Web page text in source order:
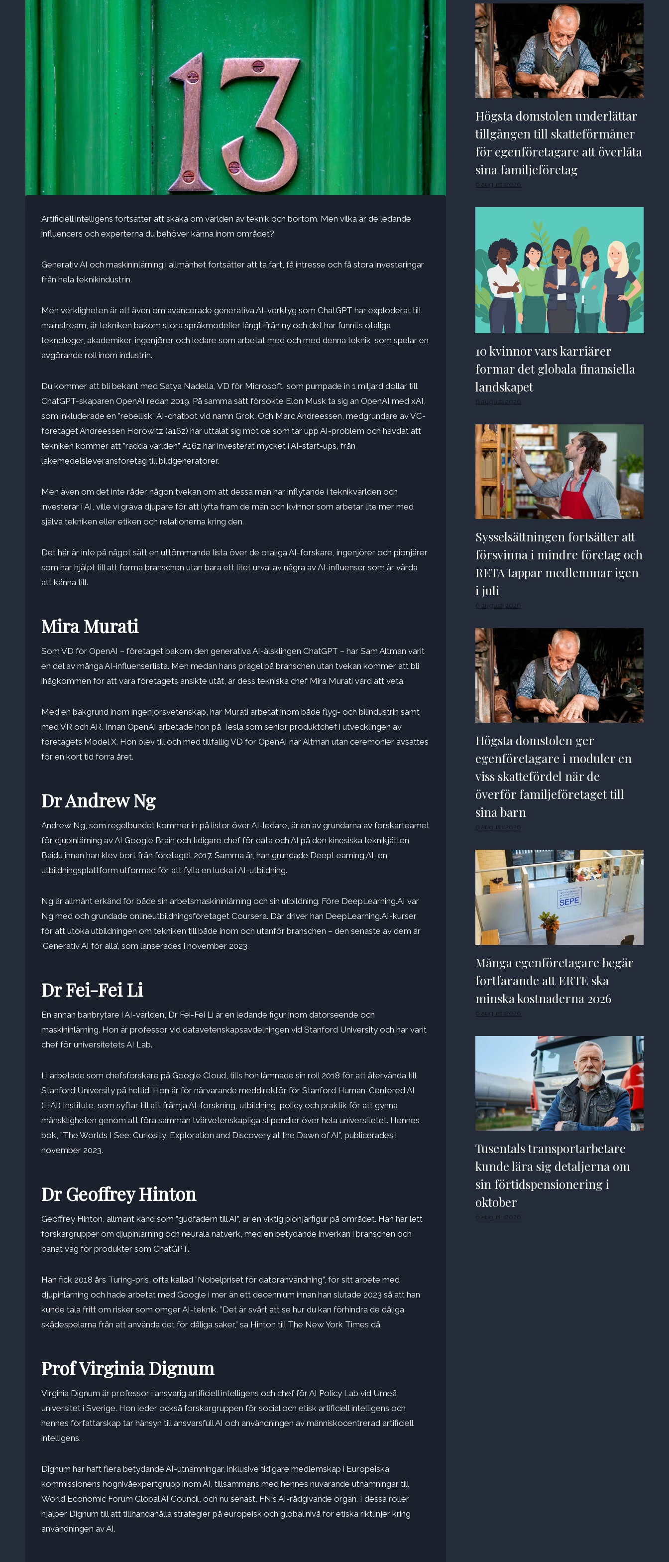
Artificiell intelligens fortsätter att skaka om världen av teknik och bortom. Men vilka är de ledande
influencers och experterna du behöver känna inom området?
Generativ AI och maskininlärning i allmänhet fortsätter att ta fart, få intresse och få stora investeringar
från hela teknikindustrin.
Men verkligheten är att även om avancerade generativa AI-verktyg som ChatGPT har exploderat till
mainstream, är tekniken bakom stora språkmodeller långt ifrån ny och det har funnits otaliga
teknologer, akademiker, ingenjörer och ledare som arbetat med och med denna teknik, som spelar en
avgörande roll inom industrin.
Du kommer att bli bekant med Satya Nadella, VD för Microsoft, som pumpade in 1 miljard dollar till
ChatGPT-skaparen OpenAI redan 2019. På samma sätt försökte Elon Musk ta sig an OpenAI med xAI,
som inkluderade en ”rebellisk” AI-chatbot vid namn Grok. Och Marc Andreessen, medgrundare av VC-
företaget Andreessen Horowitz (a16z) har uttalat sig mot de som tar upp AI-problem och hävdat att
tekniken kommer att ”rädda världen”. A16z har investerat mycket i AI-start-ups, från
läkemedelsleveransföretag till bildgeneratorer.
Men även om det inte råder någon tvekan om att dessa män har inflytande i teknikvärlden och
investerar i AI, ville vi gräva djupare för att lyfta fram de män och kvinnor som arbetar lite mer med
själva tekniken eller etiken och relationerna kring den.
Det här är inte på något sätt en uttömmande lista över de otaliga AI-forskare, ingenjörer och pionjärer
som har hjälpt till att forma branschen utan bara ett litet urval av några av AI-influenser som är värda
att känna till.
Mira Murati
Som VD för OpenAI – företaget bakom den generativa AI-älsklingen ChatGPT – har Sam Altman varit
en del av många AI-influenserlista. Men medan hans prägel på branschen utan tvekan kommer att bli
ihågkommen för att vara företagets ansikte utåt, är dess tekniska chef Mira Murati värd att veta.
Med en bakgrund inom ingenjörsvetenskap, har Murati arbetat inom både flyg- och bilindustrin samt
med VR och AR. Innan OpenAI arbetade hon på Tesla som senior produktchef i utvecklingen av
företagets Model X. Hon blev till och med tillfällig VD för OpenAI när Altman utan ceremonier avsattes
för en kort tid förra året.
Dr Andrew Ng
Andrew Ng, som regelbundet kommer in på listor över AI-ledare, är en av grundarna av forskarteamet
för djupinlärning av AI Google Brain och tidigare chef för data och AI på den kinesiska teknikjätten
Baidu innan han klev bort från företaget 2017. Samma år, han grundade DeepLearning.AI, en
utbildningsplattform utformad för att fylla en lucka i AI-utbildning.
Ng är allmänt erkänd för både sin arbetsmaskininlärning och sin utbildning. Före DeepLearning.AI var
Ng med och grundade onlineutbildningsföretaget Coursera. Där driver han DeepLearning.AI-kurser
för att utöka utbildningen om tekniken till både inom och utanför branschen – den senaste av dem är
’Generativ AI för alla’, som lanserades i november 2023.
Dr Fei-Fei Li
En annan banbrytare i AI-världen, Dr Fei-Fei Li är en ledande figur inom datorseende och
maskininlärning. Hon är professor vid datavetenskapsavdelningen vid Stanford University och har varit
chef för universitetets AI Lab.
Li arbetade som chefsforskare på Google Cloud, tills hon lämnade sin roll 2018 för att återvända till
Stanford University på heltid. Hon är för närvarande meddirektör för Stanford Human-Centered AI
(HAI) Institute, som syftar till att främja AI-forskning, utbildning, policy och praktik för att gynna
mänskligheten genom att föra samman tvärvetenskapliga stipendier över hela universitetet. Hennes
bok, ”The Worlds I See: Curiosity, Exploration and Discovery at the Dawn of AI”, publicerades i
november 2023.
Dr Geoffrey Hinton
Geoffrey Hinton, allmänt känd som ”gudfadern till AI”, är en viktig pionjärfigur på området. Han har lett
forskargrupper om djupinlärning och neurala nätverk, med en betydande inverkan i branschen och
banat väg för produkter som ChatGPT.
Han fick 2018 års Turing-pris, ofta kallad ”Nobelpriset för datoranvändning”, för sitt arbete med
djupinlärning och hade arbetat med Google i mer än ett decennium innan han slutade 2023 så att han
kunde tala fritt om risker som omger AI-teknik. ”Det är svårt att se hur du kan förhindra de dåliga
skådespelarna från att använda det för dåliga saker,” sa Hinton till The New York Times då.
Prof Virginia Dignum
Virginia Dignum är professor i ansvarig artificiell intelligens och chef för AI Policy Lab vid Umeå
universitet i Sverige. Hon leder också forskargruppen för social och etisk artificiell intelligens och
hennes författarskap tar hänsyn till ansvarsfull AI och användningen av människocentrerad artificiell
intelligens.
Dignum har haft flera betydande AI-utnämningar, inklusive tidigare medlemskap i Europeiska
kommissionens högnivåexpertgrupp inom AI, tillsammans med hennes nuvarande utnämningar till
World Economic Forum Global AI Council, och nu senast, FN:s AI-rådgivande organ. I dessa roller
hjälper Dignum till att tillhandahålla strategier på europeisk och global nivå för etiska riktlinjer kring
användningen av AI.
Högsta domstolen underlättar
tillgången till skatteförmåner
för egenföretagare att överlåta
sina familjeföretag
6 augusti 2026
10 kvinnor vars karriärer
formar det globala finansiella
landskapet
6 augusti 2026
Sysselsättningen fortsätter att
försvinna i mindre företag och
RETA tappar medlemmar igen
i juli
6 augusti 2026
Högsta domstolen ger
egenföretagare i moduler en
viss skattefördel när de
överför familjeföretaget till
sina barn
6 augusti 2026
Många egenföretagare begär
fortfarande att ERTE ska
minska kostnaderna 2026
6 augusti 2026
Tusentals transportarbetare
kunde lära sig detaljerna om
sin förtidspensionering i
oktober
6 augusti 2026